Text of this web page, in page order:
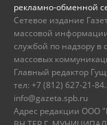
рекламно-обменной
Сетевое издание
массовой
службой по надзору
массовых
Главный редактор
тел: +7 (812) 627-21-
info@gazeta.spb.ru
Адрес редакции ООО